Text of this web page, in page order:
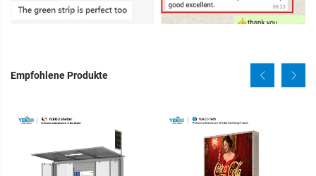
Empfohlene Produkte